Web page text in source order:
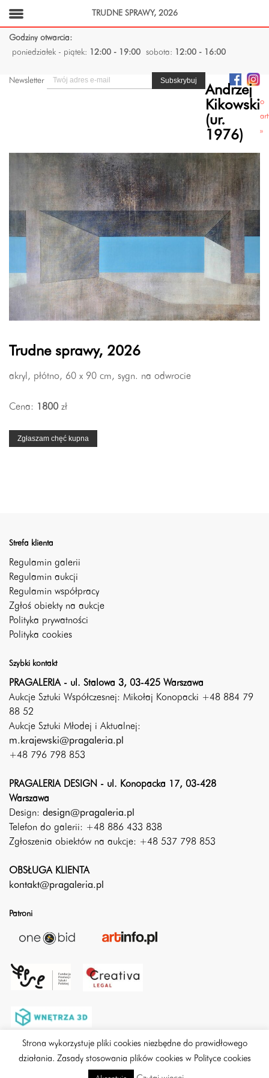
Godziny otwarcia:
poniedziałek - piątek:
12:00 - 19:00 sobota: 12:00 - 16:00
Newsletter
Andrzej
Kikowski
(ur.
1976)
o
»
Trudne sprawy, 2026
akryl, płótno, 60 x 90 cm, sygn. na odwrocie
Cena: 1800 zł
Zgłaszam chęć kupna
Strefa klienta
Regulamin galerii
Regulamin aukcji
Regulamin współpracy
Zgłoś obiekty na aukcje
Polityka prywatności
Polityka cookies
Szybki kontakt
PRAGALERIA - ul. Stalowa 3, 03-425 Warszawa
Aukcje Sztuki Współczesnej: Mikołaj Konopacki +48 884 79
88 52
Aukcje Sztuki Młodej i Aktualnej:
m.krajewski@pragaleria.pl
+48 796 798 853
PRAGALERIA DESIGN - ul. Konopacka 17, 03-428
Warszawa
Design: design@pragaleria.pl
Telefon do galerii: +48 886 433 838
Zgłoszenia obiektów na aukcje: +48 537 798 853
OBSŁUGA KLIENTA
kontakt@pragaleria.pl
Patroni
Strona wykorzystuje pliki cookies niezbędne do prawidłowego
działania. Zasady stosowania plików cookies w Polityce cookies
TRUDNE SPRAWY, 2026